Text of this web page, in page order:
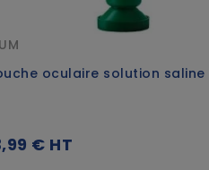
oculaire solution saline
€ HT